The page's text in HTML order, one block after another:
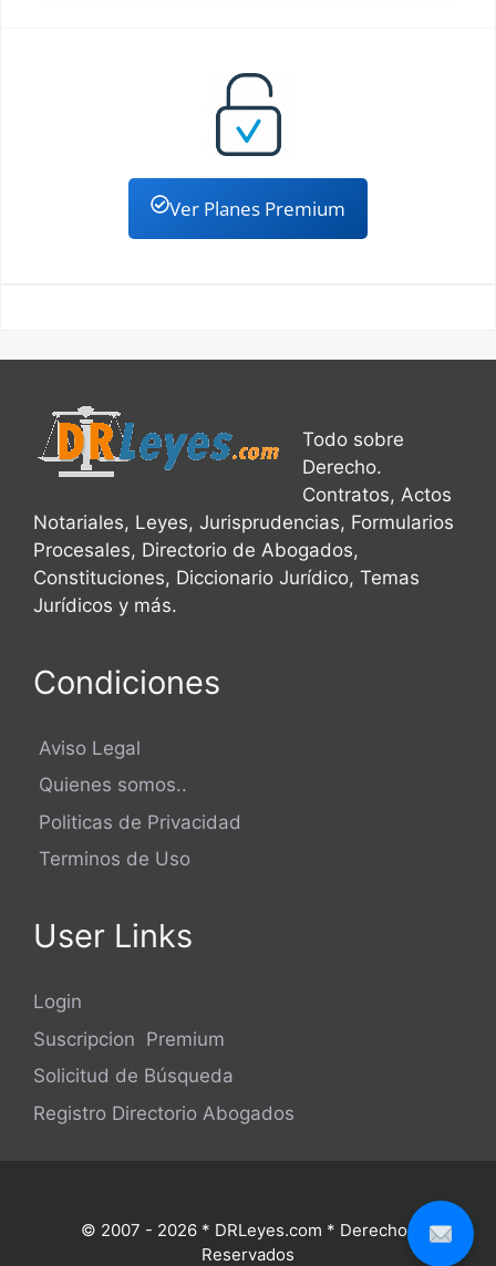
Ver Planes Premium
Todo sobre
Derecho.
Contratos, Actos
Notariales, Leyes, Jurisprudencias, Formularios
Procesales, Directorio de Abogados,
Constituciones, Diccionario Jurídico, Temas
Jurídicos y más.
Condiciones
Aviso Legal
Quienes somos..
Politicas de Privacidad
Terminos de Uso
User Links
Login
Suscripcion Premium
Solicitud de Búsqueda
Registro Directorio Abogados
© 2007 - 2026 * DRLeyes.com * Derechos
Reservados